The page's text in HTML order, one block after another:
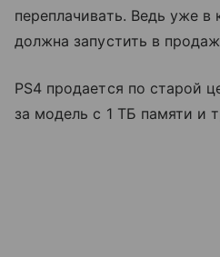
переплачивать. Ведь уже в
должна запустить в
PS4 продается по старой
за модель с 1 ТБ памяти и